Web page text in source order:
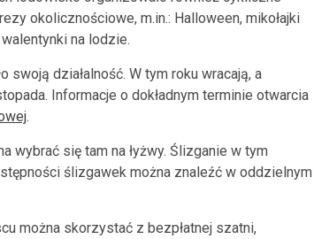
okolicznościowe, m.in.: Halloween, mikołajki
na lodzie.
działalność. W tym roku wracają, a
Informacje o dokładnym terminie otwarcia
.
wybrać się tam na łyżwy. Ślizganie w tym
ślizgawek można znaleźć w oddzielnym
można skorzystać z bezpłatnej szatni,